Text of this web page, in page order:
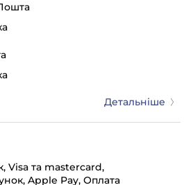
Детальніше
Visa та mastercard,
Apple Pay, Оплата